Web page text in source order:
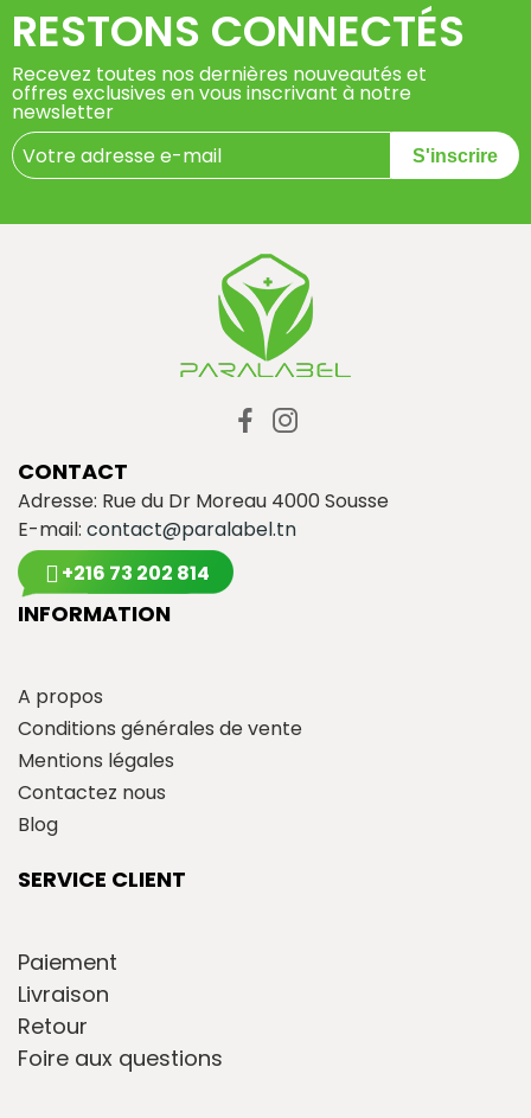
RESTONS CONNECTÉS
Recevez toutes nos dernières nouveautés et
offres exclusives en vous inscrivant à notre
newsletter
S'inscrire
CONTACT
Adresse: Rue du Dr Moreau 4000 Sousse
E-mail: contact@paralabel.tn
+216 73 202 814
INFORMATION
A propos
Conditions générales de vente
Mentions légales
Contactez nous
Blog
SERVICE CLIENT
Paiement
Livraison
Retour
Foire aux questions